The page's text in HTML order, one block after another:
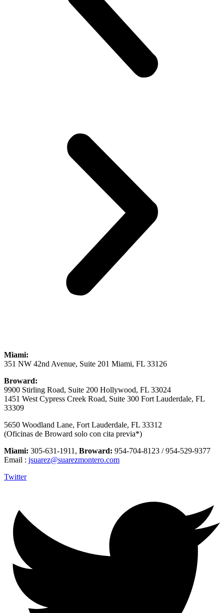
Miami:
351 NW 42nd Avenue, Suite 201 Miami, FL 33126
Broward:
9900 Stirling Road, Suite 200 Hollywood, FL 33024
1451 West Cypress Creek Road, Suite 300 Fort Lauderdale, FL
33309
5650 Woodland Lane, Fort Lauderdale, FL 33312
(Oficinas de Broward solo con cita previa*)
Miami: 305-631-1911, Broward: 954-704-8123 / 954-529-9377
Email : jsuarez@suarezmontero.com
Twitter